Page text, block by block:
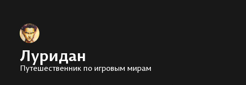
Луридан
Путешественник по игровым мирам